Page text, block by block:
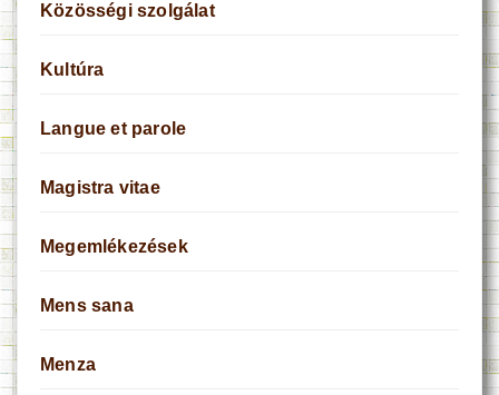
Közösségi szolgálat
Kultúra
Langue et parole
Magistra vitae
Megemlékezések
Mens sana
Menza